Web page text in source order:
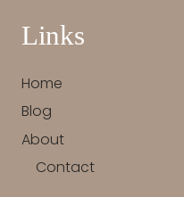
Links
Home
Blog
About
Contact